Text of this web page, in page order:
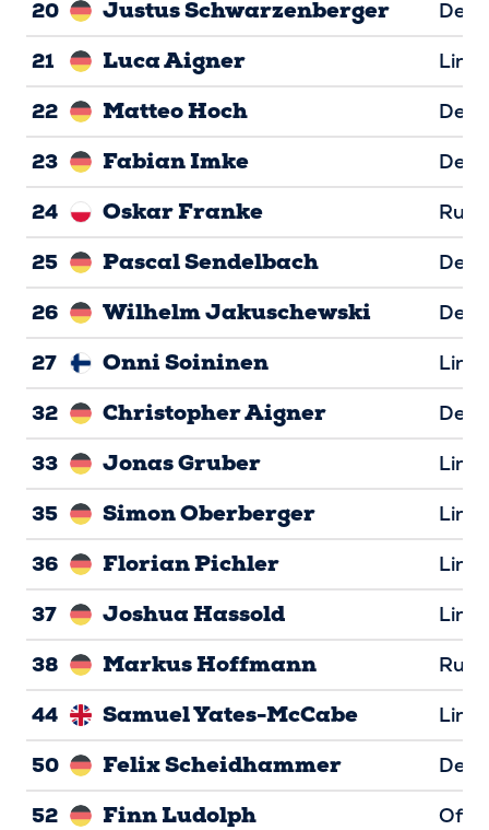
20 Justus Schwarzenberger
21
Luca Aigner
22
Matteo Hoch
23
Fabian Imke
24
Oskar Franke
25
Pascal Sendelbach
26
Wilhelm Jakuschewski
27
Onni Soininen
32
Christopher Aigner
33
Jonas Gruber
35
Simon Oberberger
36
Florian Pichler
37
Joshua Hassold
38
Markus Hoffmann
44
Samuel Yates-McCabe
50
Felix Scheidhammer
52
Finn Ludolph